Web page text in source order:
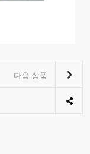
다음 상품